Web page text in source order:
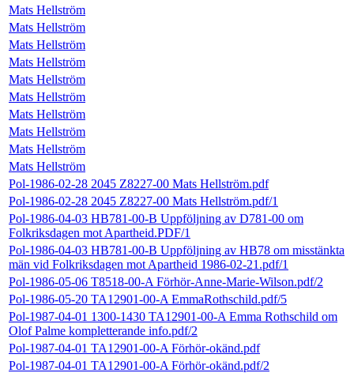
Mats Hellström
Mats Hellström
Mats Hellström
Mats Hellström
Mats Hellström
Mats Hellström
Mats Hellström
Mats Hellström
Mats Hellström
Mats Hellström
Pol-1986-02-28 2045 Z8227-00 Mats Hellström.pdf
Pol-1986-02-28 2045 Z8227-00 Mats Hellström.pdf/1
Pol-1986-04-03 HB781-00-B Uppföljning av D781-00 om
Folkriksdagen mot Apartheid.PDF/1
Pol-1986-04-03 HB781-00-B Uppföljning av HB78 om misstänkta
män vid Folkriksdagen mot Apartheid 1986-02-21.pdf/1
Pol-1986-05-06 T8518-00-A Förhör-Anne-Marie-Wilson.pdf/2
Pol-1986-05-20 TA12901-00-A EmmaRothschild.pdf/5
Pol-1987-04-01 1300-1430 TA12901-00-A Emma Rothschild om
Olof Palme kompletterande info.pdf/2
Pol-1987-04-01 TA12901-00-A Förhör-okänd.pdf
Pol-1987-04-01 TA12901-00-A Förhör-okänd.pdf/2